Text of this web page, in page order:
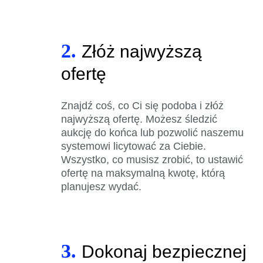
2. Złóż najwyższą
ofertę
Znajdź coś, co Ci się podoba i złóż
najwyższą ofertę. Możesz śledzić
aukcję do końca lub pozwolić naszemu
systemowi licytować za Ciebie.
Wszystko, co musisz zrobić, to ustawić
ofertę na maksymalną kwotę, którą
planujesz wydać.
3. Dokonaj bezpiecznej